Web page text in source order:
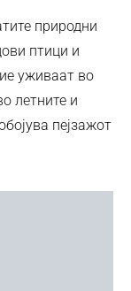
природни
птици и
уживаат во
летните и
пејзажот